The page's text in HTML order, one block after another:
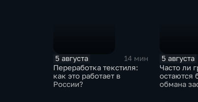
5 августа
14 мин
Переработка текстиля:
как это работает в
России?
5 августа
Часто ли
остаются
обмана